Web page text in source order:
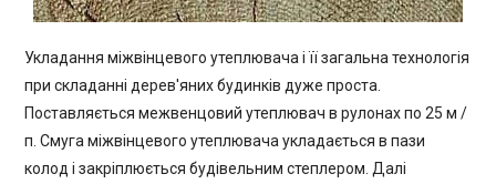
Укладання міжвінцевого утеплювача і її загальна технологія
при складанні дерев'яних будинків дуже проста.
Поставляється межвенцовий утеплювач в рулонах по 25 м /
п. Смуга міжвінцевого утеплювача укладається в пази
колод і закріплюється будівельним степлером. Далі